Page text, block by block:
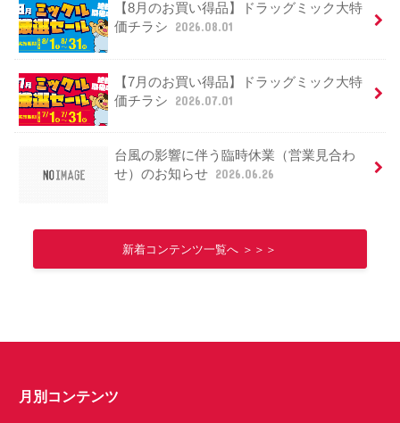
【8月のお買い得品】ドラッグミック大特
価チラシ
2026.08.01
【7月のお買い得品】ドラッグミック大特
価チラシ
2026.07.01
台風の影響に伴う臨時休業（営業見合わ
せ）のお知らせ 2026.06.26
新着コンテンツ一覧へ ＞＞＞
月別コンテンツ